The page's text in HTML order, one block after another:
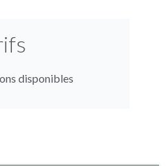
disponibles